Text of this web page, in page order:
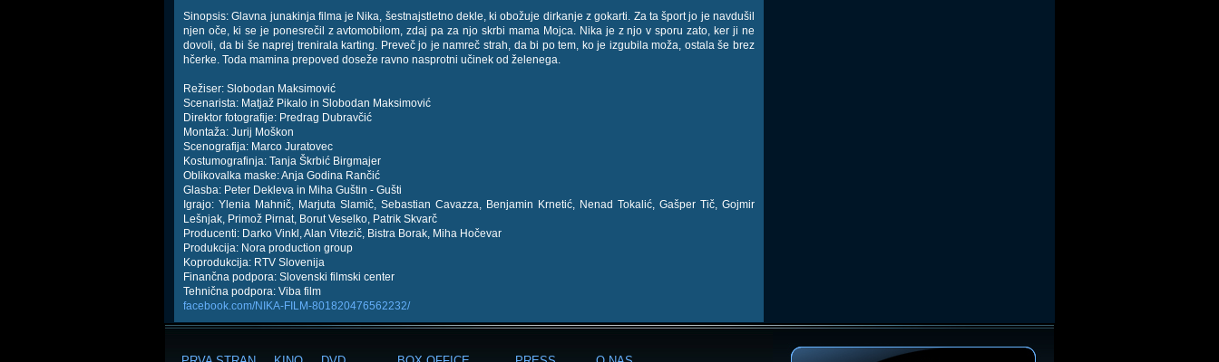
Sinopsis: Glavna junakinja filma je Nika, šestnajstletno dekle, ki obožuje dirkanje z gokarti. Za ta šport jo je navdušil
njen oče, ki se je ponesrečil z avtomobilom, zdaj pa za njo skrbi mama Mojca. Nika je z njo v sporu zato, ker ji ne
dovoli, da bi še naprej trenirala karting. Preveč jo je namreč strah, da bi po tem, ko je izgubila moža, ostala še brez
hčerke. Toda mamina prepoved doseže ravno nasprotni učinek od želenega.
Režiser: Slobodan Maksimović
Scenarista: Matjaž Pikalo in Slobodan Maksimović
Direktor fotografije: Predrag Dubravčić
Montaža: Jurij Moškon
Scenografija: Marco Juratovec
Kostumografinja: Tanja Škrbić Birgmajer
Oblikovalka maske: Anja Godina Rančić
Glasba: Peter Dekleva in Miha Guštin - Gušti
Igrajo: Ylenia Mahnič, Marjuta Slamič, Sebastian Cavazza, Benjamin Krnetić, Nenad Tokalić, Gašper Tič, Gojmir
Lešnjak, Primož Pirnat, Borut Veselko, Patrik Skvarč
Producenti: Darko Vinkl, Alan Vitezič, Bistra Borak, Miha Hočevar
Produkcija: Nora production group
Koprodukcija: RTV Slovenija
Finančna podpora: Slovenski filmski center
Tehnična podpora: Viba film
facebook.com/NIKA-FILM-801820476562232/